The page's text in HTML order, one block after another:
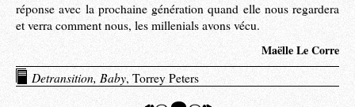
réponse avec la prochaine génération quand elle nous regardera
et verra comment nous, les millenials avons vécu.
Maëlle Le Corre
Detransition, Baby, Torrey Peters